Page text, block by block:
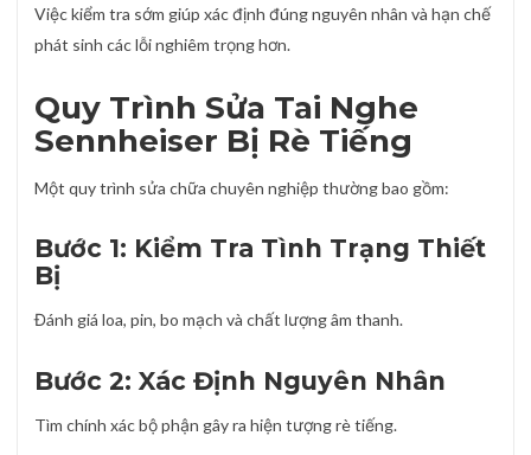
Việc kiểm tra sớm giúp xác định đúng nguyên nhân và hạn chế
phát sinh các lỗi nghiêm trọng hơn.
Quy Trình Sửa Tai Nghe
Sennheiser Bị Rè Tiếng
Một quy trình sửa chữa chuyên nghiệp thường bao gồm:
Bước 1: Kiểm Tra Tình Trạng Thiết
Bị
Đánh giá loa, pin, bo mạch và chất lượng âm thanh.
Bước 2: Xác Định Nguyên Nhân
Tìm chính xác bộ phận gây ra hiện tượng rè tiếng.